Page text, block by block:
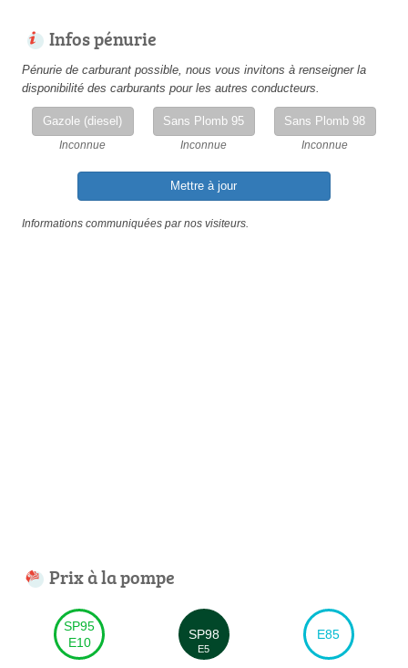
Infos pénurie
Pénurie de carburant possible, nous vous invitons à renseigner la
disponibilité des carburants pour les autres conducteurs.
Gazole (diesel)
Inconnue
Sans Plomb 95
Inconnue
Sans Plomb 98
Inconnue
Mettre à jour
Informations communiquées par nos visiteurs.
Prix à la pompe
SP95
E10
SP98
E5
E85